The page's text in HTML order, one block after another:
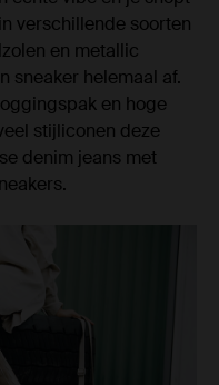
verschillende soorten
en metallic
sneaker helemaal af.
en hoge
stijliconen deze
denim jeans met